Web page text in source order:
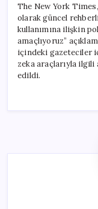
The New York
olarak güncel
kullanımına ilişkin
amaçlıyoruz”
içindeki gazeteciler
zeka araçlarıyla
edildi.